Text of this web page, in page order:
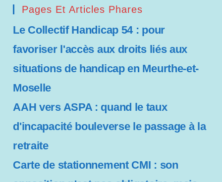
Pages Et Articles Phares
Le Collectif Handicap 54 : pour
favoriser l'accès aux droits liés aux
situations de handicap en Meurthe-et-
Moselle
AAH vers ASPA : quand le taux
d'incapacité bouleverse le passage à la
retraite
Carte de stationnement CMI : son